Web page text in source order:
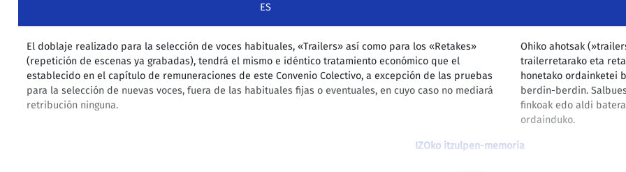
ES
El doblaje realizado para la selección de voces habituales, «Trailers» así como para los «Retakes»
(repetición de escenas ya grabadas), tendrá el mismo e idéntico tratamiento económico que el
establecido en el capítulo de remuneraciones de este Convenio Colectivo, a excepción de las pruebas
para la selección de nuevas voces, fuera de las habituales fijas o eventuales, en cuyo caso no mediará
retribución ninguna.
Ohiko ahotsak
trailerretarako eta
honetako ordainketei
berdin-berdin.
finkoak edo aldi
ordainduko.
IZOko itzulpen-memoria